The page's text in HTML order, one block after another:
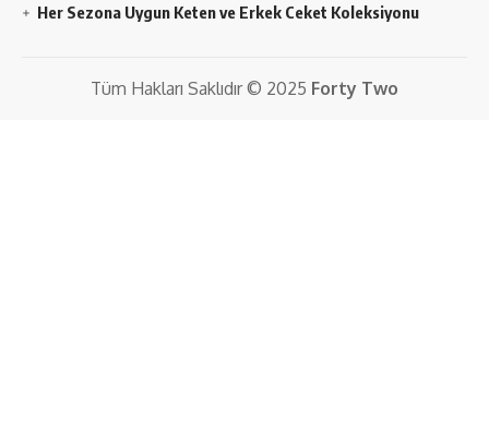
Her Sezona Uygun Keten ve Erkek Ceket Koleksiyonu
Tüm Hakları Saklıdır © 2025 Forty Two